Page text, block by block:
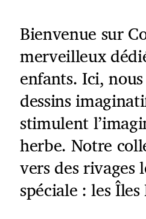
Bienvenue sur
merveilleux
enfants. Ici,
dessins
stimulent
herbe. Notre
vers des rivages
spéciale : les